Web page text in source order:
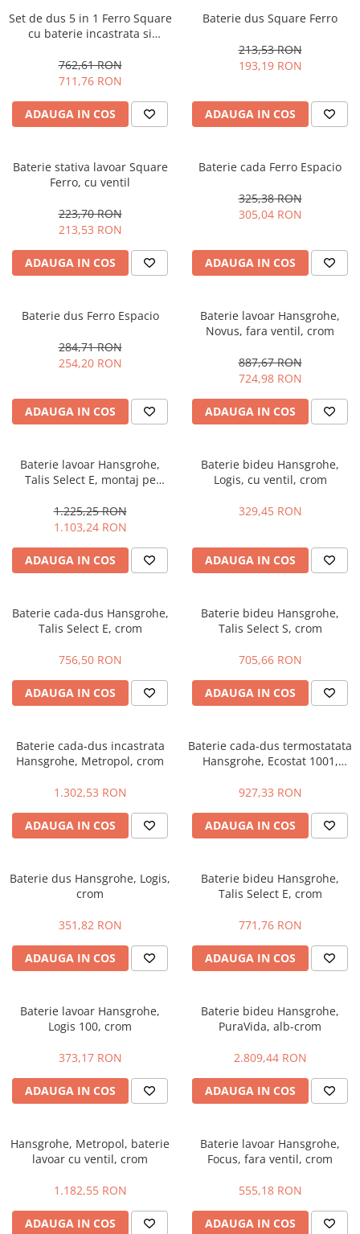
Teava si accesorii
Cadre WC/Bideu suspendat
Fitinguri
Fose septice/Separatoare
Rezervoare WC
Accesorii rezervoare
WC suspendat
Rezervoare la semiinaltime
Rezervoare pe vas WC
Rigole de dus
Pompe CP Pedrollo
Pompe CP-ST Pedrollo
Pompe F Pedrollo
Pompe HF Pedrollo
Pompe NGA-PRO Pedrollo
Pompe Periferice
Pompe PQ Pedrollo
si canalizare
Pompa TRITUS Pedrollo cu tocator
Pompe BC Pedrollo
Pompe MC Pedrollo
Pompe ZX Pedrollo
Set de dus 5 in 1 Ferro Square
cu baterie incastrata si
762,61 RON
711,76 RON
ADAUGA IN COS
Baterie dus Square Ferro
213,53 RON
193,19 RON
ADAUGA IN COS
Baterie stativa lavoar Square
Ferro, cu ventil
223,70 RON
213,53 RON
ADAUGA IN COS
Baterie cada Ferro Espacio
325,38 RON
305,04 RON
ADAUGA IN COS
Baterie dus Ferro Espacio
284,71 RON
254,20 RON
ADAUGA IN COS
Baterie lavoar Hansgrohe,
Novus, fara ventil, crom
887,67 RON
724,98 RON
ADAUGA IN COS
Baterie lavoar Hansgrohe,
Talis Select E, montaj pe
1.225,25 RON
1.103,24 RON
ADAUGA IN COS
Baterie bideu Hansgrohe,
Logis, cu ventil, crom
329,45 RON
ADAUGA IN COS
Baterie cada-dus Hansgrohe,
Talis Select E, crom
756,50 RON
ADAUGA IN COS
Baterie bideu Hansgrohe,
Talis Select S, crom
705,66 RON
ADAUGA IN COS
Baterie cada-dus incastrata
Hansgrohe, Metropol, crom
1.302,53 RON
ADAUGA IN COS
Baterie cada-dus termostatata
Hansgrohe, Ecostat 1001,
927,33 RON
ADAUGA IN COS
Baterie dus Hansgrohe, Logis,
crom
351,82 RON
ADAUGA IN COS
Baterie bideu Hansgrohe,
Talis Select E, crom
771,76 RON
ADAUGA IN COS
Baterie lavoar Hansgrohe,
Logis 100, crom
373,17 RON
ADAUGA IN COS
Baterie bideu Hansgrohe,
PuraVida, alb-crom
2.809,44 RON
ADAUGA IN COS
Hansgrohe, Metropol, baterie
lavoar cu ventil, crom
1.182,55 RON
ADAUGA IN COS
Baterie lavoar Hansgrohe,
Focus, fara ventil, crom
555,18 RON
ADAUGA IN COS